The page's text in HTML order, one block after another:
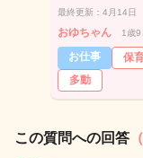
最終更新：4月14日
おゆちゃん 1歳9
お仕事 保
多動
この質問への回答